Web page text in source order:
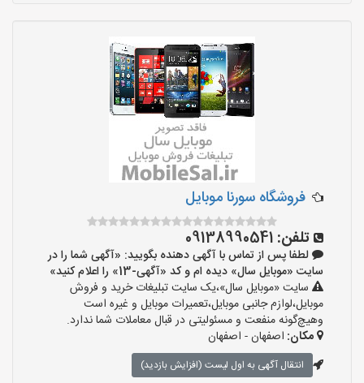
فروشگاه سورنا موبایل
تلفن: 09138990541
لطفا پس از تماس با آگهی دهنده بگویید: «آگهی شما را در
سایت «موبایل سال» دیده ام و کد «آگهی-13» را اعلام کنید»
سایت «موبایل سال»،یک سایت تبلیغات خرید و فروش
موبایل،لوازم جانبی موبایل،تعمیرات موبایل و غیره است
وهیچ‌گونه منفعت و مسئولیتی در قبال معاملات شما ندارد.
مکان: اصفهان - اصفهان
انتقال آگهی به اول لیست (افزایش بازدید)